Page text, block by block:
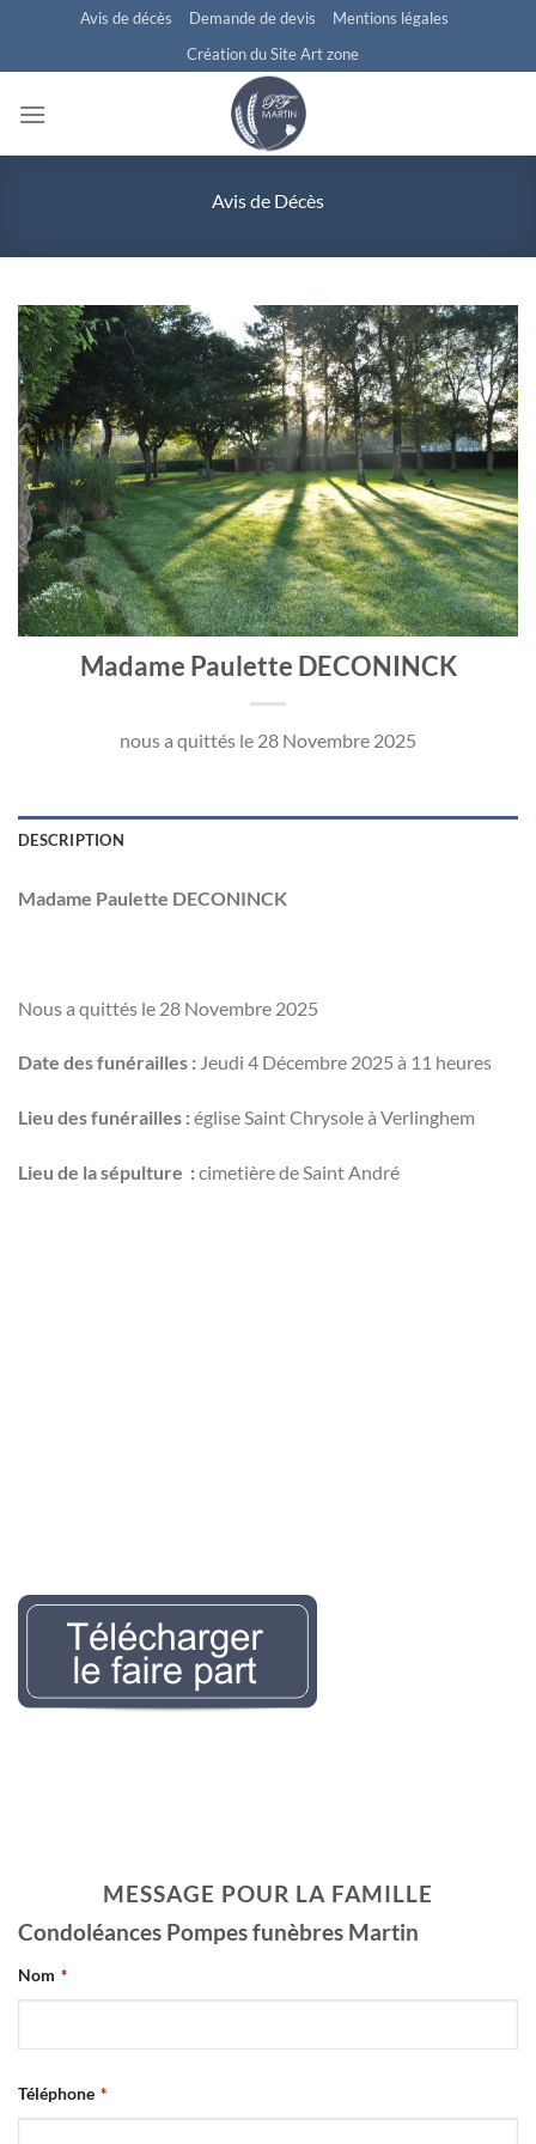
contenu
Avis de décès Demande de devis
Mentions légales
Création du Site Art zone
Avis de Décès
Madame Paulette DECONINCK
nous a quittés le 28 Novembre 2025
DESCRIPTION
Madame Paulette DECONINCK
Nous a quittés le 28 Novembre 2025
Date des funérailles : Jeudi 4 Décembre 2025 à 11 heures
Lieu des funérailles :église Saint Chrysole à Verlinghem
Lieu de la sépulture :cimetière de Saint André
MESSAGE POUR LA FAMILLE
Condoléances Pompes funèbres Martin
Nom *
Téléphone *